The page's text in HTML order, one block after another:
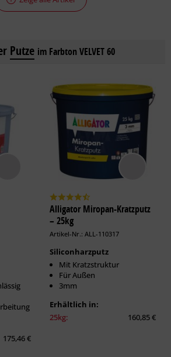
Putze im Farbton VELVET 60
175,46 €
Alligator Miropan-Kratzputz
– 25kg
Artikel-Nr.: ALL-110317
Siliconharzputz
Mit Kratzstruktur
Für Außen
3mm
Erhältlich in:
25kg:
160,85 €